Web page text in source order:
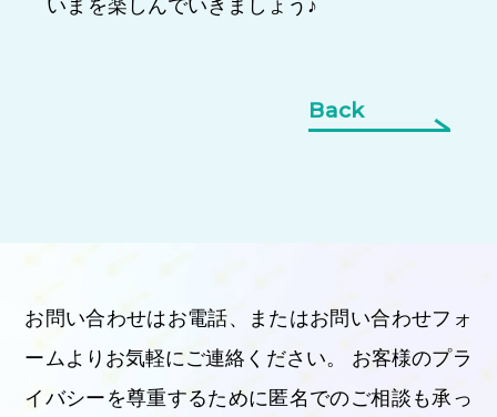
いまを楽しんでいきましょう♪
Back
お問い合わせはお電話、またはお問い合わせフォ
ームよりお気軽にご連絡ください。 お客様のプラ
イバシーを尊重するために匿名でのご相談も承っ